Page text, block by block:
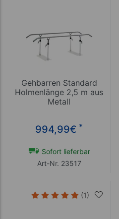
Gehbarren Standard
Holmenlänge 2,5 m aus
Metall
994,99€ *
Sofort lieferbar
Art-Nr. 23517
(1)